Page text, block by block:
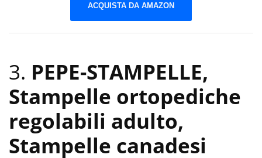
ACQUISTA DA AMAZON
3. PEPE-STAMPELLE,
Stampelle ortopediche
regolabili adulto,
Stampelle canadesi